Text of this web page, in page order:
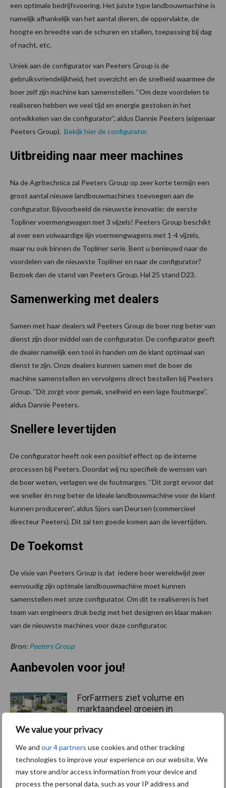
We value your privacy
We and our 4 partners use cookies and other tracking
technologies to improve your experience on our website. We
may store and/or access information from your device and
process the personal data, such as your IP address and
een optimale bedrijfsvoering. Het juiste type landbouwmachine is
namelijk afhankelijk van het aantal dieren, de oppervlakte, de
hoogte en breedte van de schuren en stallen, toepassing bij dag
of nacht, etc.
Uniek aan de configurator van Peeters Group is de
gebruiksvriendelijkheid, het overzicht en de snelheid waarmee de
boer zelf zijn machine kan samenstellen. ‘‘Om deze voordelen te
realiseren hebben we veel tijd en energie gestoken in het
ontwikkelen van de configurator’’, aldus Dannie Peeters (eigenaar
Peeters Group). Bekijk hier de configurator.
Uitbreiding naar meer machines
Na de Agritechnica zal Peeters Group op zeer korte termijn een
groot aantal nieuwe landbouwmachines toevoegen aan de
configurator. Bijvoorbeeld de nieuwste innovatie: de eerste
Topliner voermengwagen met 3 vijzels! Peeters Group beschikt
al over een volwaardige lijn voermengwagens met 1-4 vijzels,
maar nu ook binnen de Topliner serie. Bent u benieuwd naar de
voordelen van de nieuwste Topliner en naar de configurator?
Bezoek dan de stand van Peeters Group, Hal 25 stand D23.
Samenwerking met dealers
Samen met haar dealers wil Peeters Group de boer nog beter van
dienst zijn door middel van de configurator. De configurator geeft
de dealer namelijk een tool in handen om de klant optimaal van
dienst te zijn. Onze dealers kunnen samen met de boer de
machine samenstellen en vervolgens direct bestellen bij Peeters
Group. ‘‘Dit zorgt voor gemak, snelheid en een lage foutmarge’’,
aldus Dannie Peeters.
Snellere levertijden
De configurator heeft ook een positief effect op de interne
processen bij Peeters. Doordat wij nu specifiek de wensen van
de boer weten, verlagen we de foutmarges. ‘‘Dit zorgt ervoor dat
we sneller én nog beter de ideale landbouwmachine voor de klant
kunnen produceren’’, aldus Sjors van Deursen (commercieel
directeur Peeters). Dit zal ten goede komen aan de levertijden.
De Toekomst
De visie van Peeters Group is dat iedere boer wereldwijd zeer
eenvoudig zijn optimale landbouwmachine moet kunnen
samenstellen met onze configurator. Om dit te realiseren is het
team van engineers druk bezig met het designen en klaar maken
van de nieuwste machines voor deze configurator.
Bron: Peeters Group
Aanbevolen voor jou!
ForFarmers ziet volume en
marktaandeel groeien in
markt
Tien praktische tips voor
een langere levensduur